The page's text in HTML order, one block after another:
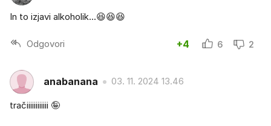
In to izjavi alkoholik...😆😆😆
Odgovori +4 6 2
anabanana 03. 11. 2024 13.46
tračiiiiiiiiiiii 🤪